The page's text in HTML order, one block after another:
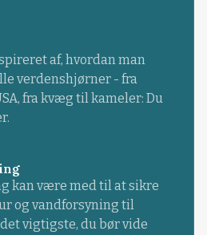
af, hvordan man
verdenshjørner - fra
fra kvæg til kameler: Du
kan være med til at sikre
og vandforsyning til
vigtigste, du bør vide